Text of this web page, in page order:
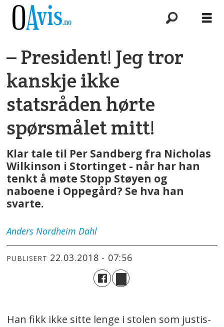
– President! Jeg tror
kanskje ikke
statsråden hørte
spørsmålet mitt!
Klar tale til Per Sandberg fra Nicholas
Wilkinson i Stortinget - når har han
tenkt å møte Stopp Støyen og
naboene i Oppegård? Se hva han
svarte.
Anders Nordheim Dahl
PUBLISERT 22.03.2018 - 07:56
Han fikk ikke sitte lenge i stolen som justis-